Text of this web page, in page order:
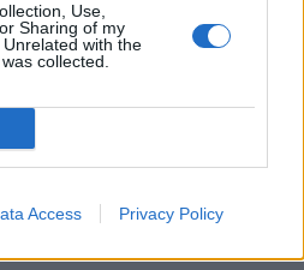
Use,
Sharing of my
with the
collected.
Access Privacy Policy